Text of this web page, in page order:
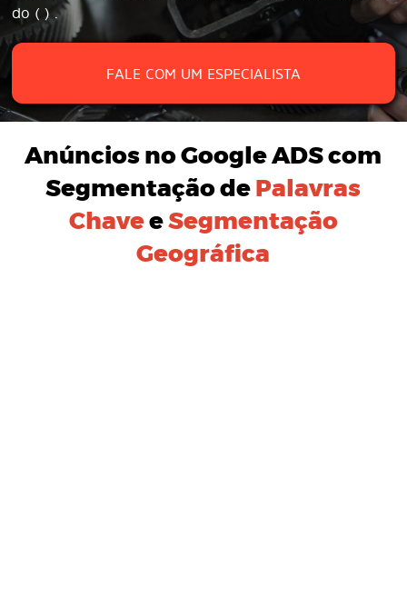
do ( ) .
FALE COM UM ESPECIALISTA
Anúncios no Google ADS com
Segmentação de Palavras
ChaveeSegmentação
Geográfica